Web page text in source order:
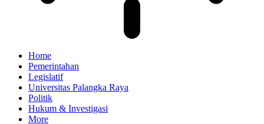
Home
Pemerintahan
Legislatif
Universitas Palangka Raya
Politik
Hukum & Investigasi
More